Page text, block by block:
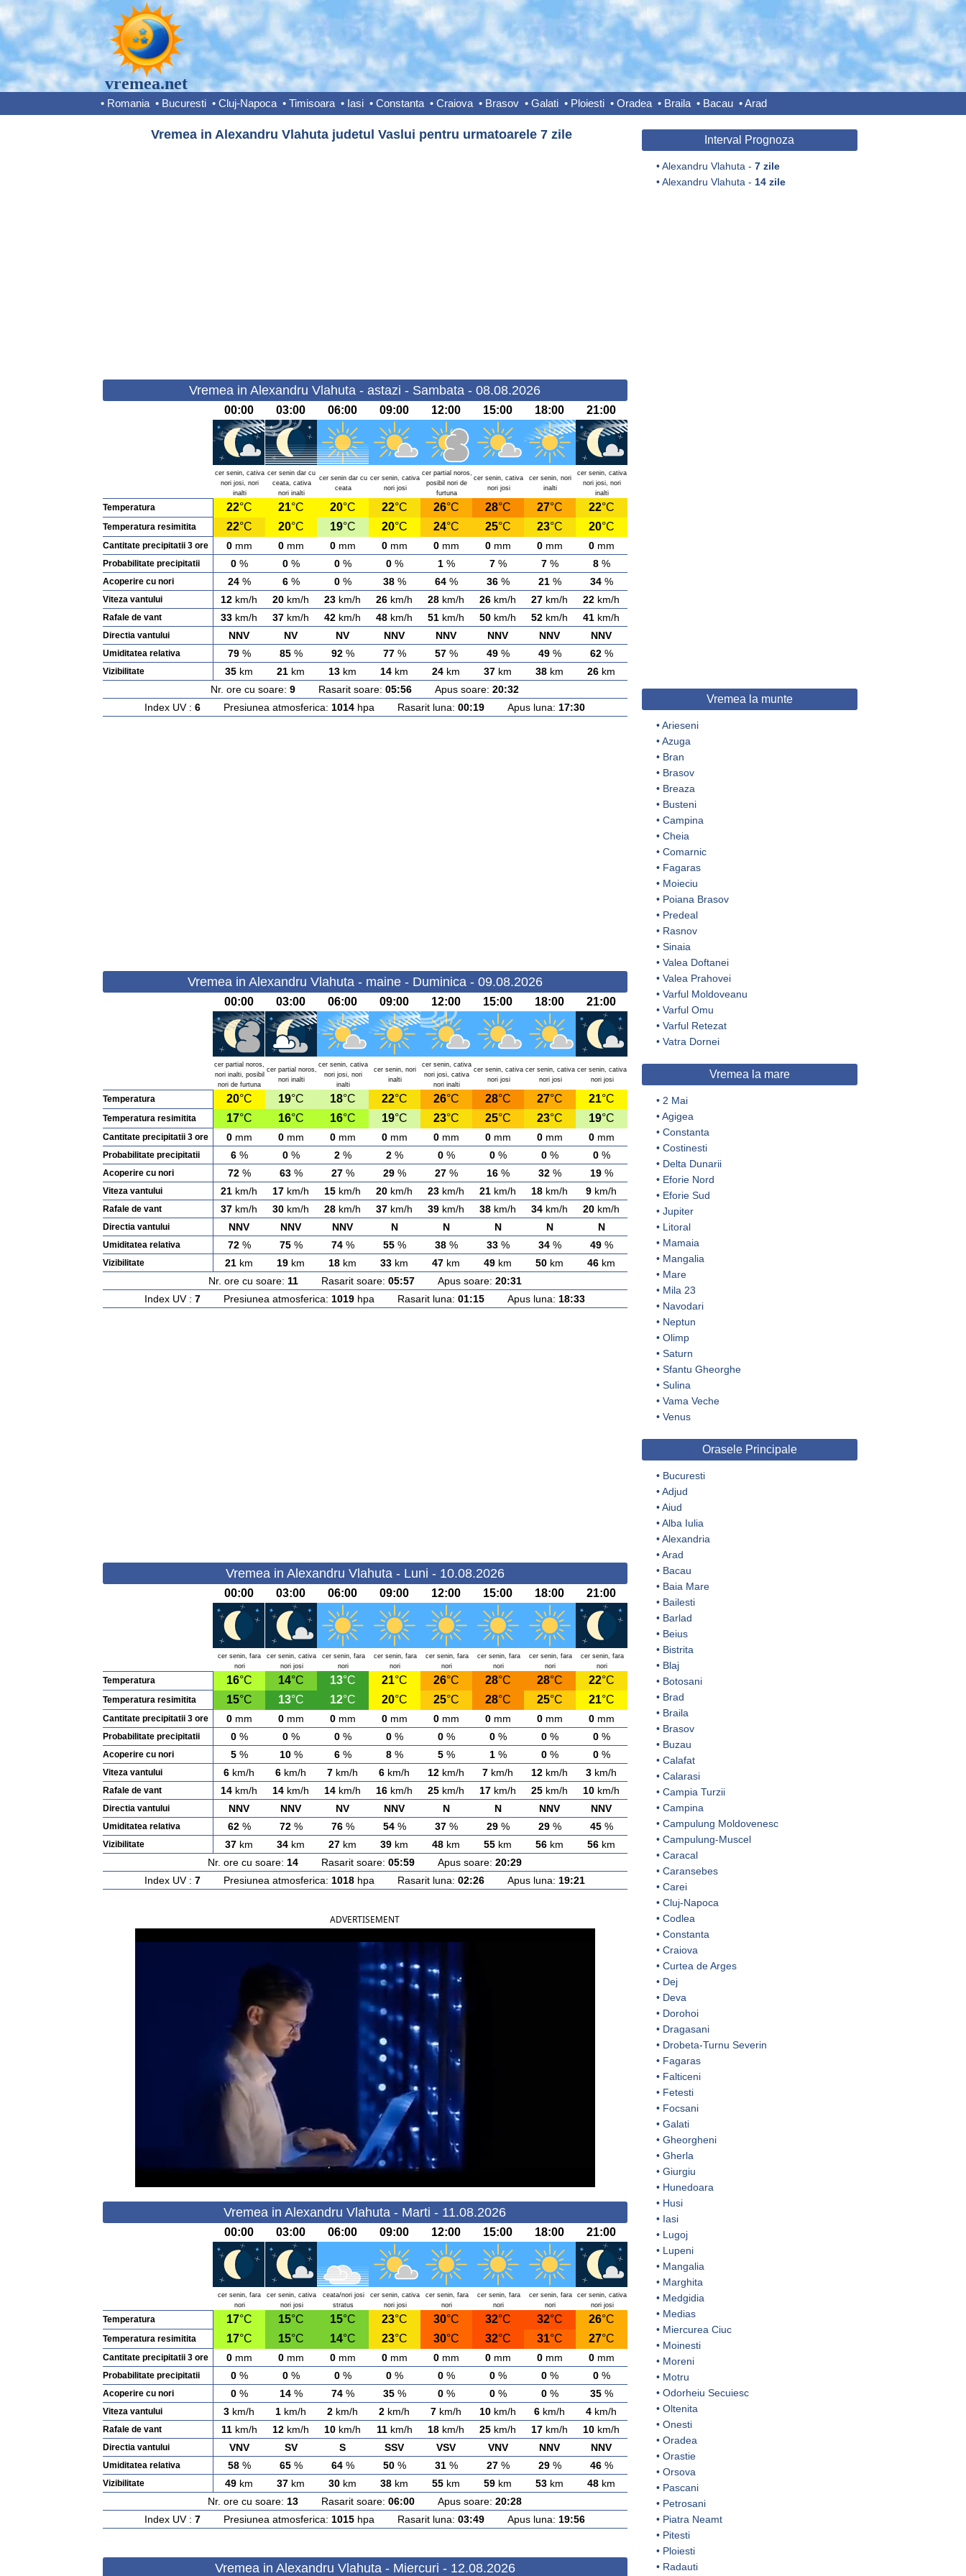
vremea.net
• Romania • Bucuresti • Cluj-Napoca • Timisoara • Iasi • Constanta • Craiova • Brasov • Galati • Ploiesti • Oradea • Braila • Bacau •Arad
Vremea in Alexandru Vlahuta judetul Vaslui pentru urmatoarele 7 zile
Vremea in Alexandru Vlahuta - astazi - Sambata - 08.08.2026
00:00 03:00 06:00 09:00 12:00 15:00 18:00 21:00
cer senin, cativa
nori josi, nori
inalti
cer senin dar cu
ceata, cativa
nori inalti
cer senin dar cu
ceata
cer senin, cativa
nori josi
cer partial noros,
posibil nori de
furtuna
cer senin, cativa
nori josi
cer senin, nori
inalti
cer senin, cativa
nori josi, nori
inalti
Temperatura 22°C 21°C 20°C 22°C 26°C 28°C 27°C 22°C
Temperatura resimitita 22°C 20°C 19°C 20°C 24°C 25°C 23°C 20°C
Cantitate precipitatii 3 ore 0mm 0mm 0mm 0mm 0mm 0mm 0mm 0mm
Probabilitate precipitatii 0% 0% 0% 0% 1% 7% 7% 8%
Acoperire cu nori 24% 6% 0% 38% 64% 36% 21% 34%
Viteza vantului 12 km/h 20 km/h 23 km/h 26 km/h 28 km/h 26 km/h 27 km/h 22 km/h
Rafale de vant 33 km/h 37 km/h 42 km/h 48 km/h 51 km/h 50 km/h 52 km/h 41 km/h
Directia vantului NNV NV NV NNV NNV NNV NNV NNV
Umiditatea relativa 79% 85% 92% 77% 57% 49% 49% 62%
Vizibilitate 35 km 21 km 13 km 14 km 24 km 37 km 38 km 26 km
Nr. ore cu soare: 9 Rasarit soare: 05:56 Apus soare: 20:32
Index UV : 6 Presiunea atmosferica: 1014 hpa Rasarit luna: 00:19 Apus luna: 17:30
Vremea in Alexandru Vlahuta - maine - Duminica - 09.08.2026
00:00 03:00 06:00 09:00 12:00 15:00 18:00 21:00
cer partial noros,
nori inalti, posibil
nori de furtuna
cer partial noros,
nori inalti
cer senin, cativa
nori josi, nori
inalti
cer senin, nori
inalti
cer senin, cativa
nori josi, cativa
nori inalti
cer senin, cativa
nori josi
cer senin, cativa
nori josi
cer senin, cativa
nori josi
Temperatura 20°C 19°C 18°C 22°C 26°C 28°C 27°C 21°C
Temperatura resimitita 17°C 16°C 16°C 19°C 23°C 25°C 23°C 19°C
Cantitate precipitatii 3 ore 0mm 0mm 0mm 0mm 0mm 0mm 0mm 0mm
Probabilitate precipitatii 6% 0% 2% 2% 0% 0% 0% 0%
Acoperire cu nori 72% 63% 27% 29% 27% 16% 32% 19%
Viteza vantului 21 km/h 17 km/h 15 km/h 20 km/h 23 km/h 21 km/h 18 km/h 9 km/h
Rafale de vant 37 km/h 30 km/h 28 km/h 37 km/h 39 km/h 38 km/h 34 km/h 20 km/h
Directia vantului NNV NNV NNV N N N N N
Umiditatea relativa 72% 75% 74% 55% 38% 33% 34% 49%
Vizibilitate 21 km 19 km 18 km 33 km 47 km 49 km 50 km 46 km
Nr. ore cu soare: 11Rasarit soare: 05:57Apus soare: 20:31
Index UV : 7 Presiunea atmosferica: 1019 hpa Rasarit luna: 01:15 Apus luna: 18:33
Vremea in Alexandru Vlahuta - Luni - 10.08.2026
00:00 03:00 06:00 09:00 12:00 15:00 18:00 21:00
cer senin, fara
nori
cer senin, cativa
nori josi
cer senin, fara
nori
cer senin, fara
nori
cer senin, fara
nori
cer senin, fara
nori
cer senin, fara
nori
cer senin, fara
nori
Temperatura 16°C 14°C 13°C 21°C 26°C 28°C 28°C 22°C
Temperatura resimitita 15°C 13°C 12°C 20°C 25°C 28°C 25°C 21°C
Cantitate precipitatii 3 ore 0mm 0mm 0mm 0mm 0mm 0mm 0mm 0mm
Probabilitate precipitatii 0% 0% 0% 0% 0% 0% 0% 0%
Acoperire cu nori 5% 10% 6% 8% 5% 1% 0% 0%
Viteza vantului 6 km/h 6 km/h 7 km/h 6 km/h 12 km/h 7 km/h 12 km/h 3 km/h
Rafale de vant 14 km/h 14 km/h 14 km/h 16 km/h 25 km/h 17 km/h 25 km/h 10 km/h
Directia vantului NNV NNV NV NNV N N NNV NNV
Umiditatea relativa 62% 72% 76% 54% 37% 29% 29% 45%
Vizibilitate 37 km 34 km 27 km 39 km 48 km 55 km 56 km 56 km
Nr. ore cu soare: 14 Rasarit soare: 05:59 Apus soare: 20:29
Index UV : 7 Presiunea atmosferica: 1018 hpa Rasarit luna: 02:26 Apus luna: 19:21
ADVERTISEMENT
Vremea in Alexandru Vlahuta - Marti - 11.08.2026
00:00 03:00 06:00 09:00 12:00 15:00 18:00 21:00
cer senin, fara
nori
cer senin, cativa
nori josi
ceata/nori josi
stratus
cer senin, cativa
nori josi
cer senin, fara
nori
cer senin, fara
nori
cer senin, fara
nori
cer senin, cativa
nori josi
Temperatura 17°C 15°C 15°C 23°C 30°C 32°C 32°C 26°C
Temperatura resimitita 17°C 15°C 14°C 23°C 30°C 32°C 31°C 27°C
Cantitate precipitatii 3 ore 0mm 0mm 0mm 0mm 0mm 0mm 0mm 0mm
Probabilitate precipitatii 0% 0% 0% 0% 0% 0% 0% 0%
Acoperire cu nori 0% 14% 74% 35% 0% 0% 0% 35%
Viteza vantului 3 km/h 1 km/h 2 km/h 2 km/h 7 km/h 10 km/h 6 km/h 4 km/h
Rafale de vant 11km/h 12 km/h 10 km/h 11km/h 18 km/h 25 km/h 17 km/h 10 km/h
Directia vantului VNV SV S SSV VSV VNV NNV NNV
Umiditatea relativa 58% 65% 64% 50% 31% 27% 29% 46%
Vizibilitate 49 km 37 km 30 km 38 km 55 km 59 km 53 km 48 km
Nr. ore cu soare: 13 Rasarit soare: 06:00 Apus soare: 20:28
Index UV : 7 Presiunea atmosferica: 1015 hpa Rasarit luna: 03:49 Apus luna: 19:56
Vremea in Alexandru Vlahuta - Miercuri - 12.08.2026
Interval Prognoza
•Alexandru Vlahuta - 7 zile
•Alexandru Vlahuta - 14 zile
Vremea la munte
•Arieseni
•Azuga
• Bran
• Brasov
• Breaza
• Busteni
• Campina
• Cheia
• Comarnic
• Fagaras
• Moieciu
• Poiana Brasov
• Predeal
• Rasnov
• Sinaia
• Valea Doftanei
• Valea Prahovei
• Varful Moldoveanu
• Varful Omu
• Varful Retezat
• Vatra Dornei
Vremea la mare
• 2 Mai
•Agigea
• Constanta
• Costinesti
• Delta Dunarii
• Eforie Nord
• Eforie Sud
• Jupiter
• Litoral
• Mamaia
• Mangalia
• Mare
• Mila 23
• Navodari
• Neptun
• Olimp
• Saturn
• Sfantu Gheorghe
• Sulina
• Vama Veche
• Venus
Orasele Principale
• Bucuresti
•Adjud
•Aiud
•Alba Iulia
•Alexandria
•Arad
• Bacau
• Baia Mare
• Bailesti
• Barlad
• Beius
• Bistrita
• Blaj
• Botosani
• Brad
• Braila
• Brasov
• Buzau
• Calafat
• Calarasi
• Campia Turzii
• Campina
• Campulung Moldovenesc
• Campulung-Muscel
• Caracal
• Caransebes
• Carei
• Cluj-Napoca
• Codlea
• Constanta
• Craiova
• Curtea de Arges
• Dej
• Deva
• Dorohoi
• Dragasani
• Drobeta-Turnu Severin
• Fagaras
• Falticeni
• Fetesti
• Focsani
• Galati
• Gheorgheni
• Gherla
• Giurgiu
• Hunedoara
• Husi
• Iasi
• Lugoj
• Lupeni
• Mangalia
• Marghita
• Medgidia
• Medias
• Miercurea Ciuc
• Moinesti
• Moreni
• Motru
• Odorheiu Secuiesc
• Oltenita
• Onesti
• Oradea
• Orastie
• Orsova
• Pascani
• Petrosani
• Piatra Neamt
• Pitesti
• Ploiesti
• Radauti